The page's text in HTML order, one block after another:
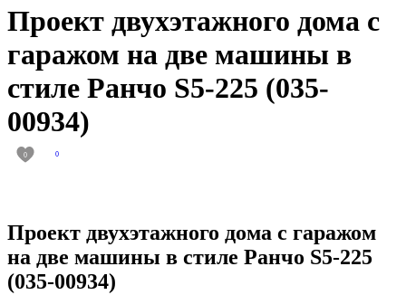
Проект двухэтажного дома с
гаражом на две машины в
стиле Ранчо S5-225 (035-
00934)
0 0
Проект двухэтажного дома с гаражом
на две машины в стиле Ранчо S5-225
(035-00934)